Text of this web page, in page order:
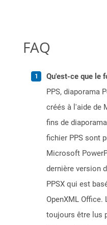
FAQ
Qu'est-ce que le
PPS, diaporama
créés à l'aide de
fins de
fichier PPS sont
Microsoft
dernière version
PPSX qui est
OpenXML Office.
toujours être lus